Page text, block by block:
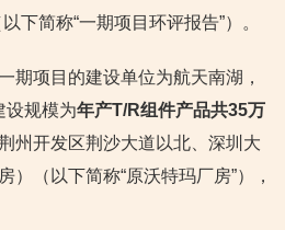
下简称“一期项目环评报告”）。
期项目的建设单位为航天南湖，
设规模为年产T/R组件产品共35万
州开发区荆沙大道以北、深圳大
）（以下简称“原沃特玛厂房”），